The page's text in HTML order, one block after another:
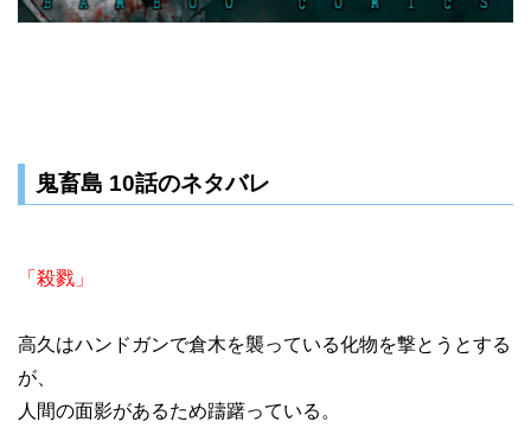
鬼畜島 10話のネタバレ
「殺戮」
高久はハンドガンで倉木を襲っている化物を撃とうとする
が、
人間の面影があるため躊躇っている。